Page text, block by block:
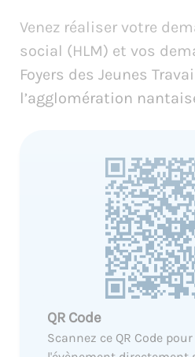
Venez réaliser votre
social (HLM) et vos
Foyers des Jeunes
l’agglomération
QR Code
Scannez ce QR Code